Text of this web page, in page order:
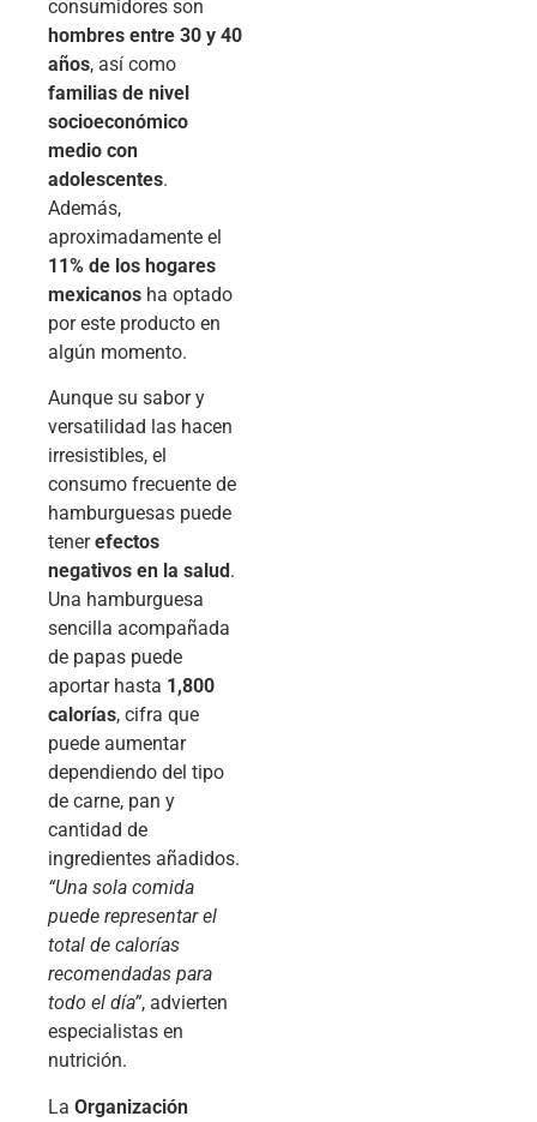
consumidores son
hombres entre 30 y 40
años, así como
familias de nivel
socioeconómico
medio con
adolescentes.
Además,
aproximadamente el
11% de los hogares
mexicanos ha optado
por este producto en
algún momento.
Aunque su sabor y
versatilidad las hacen
irresistibles, el
consumo frecuente de
hamburguesas puede
tenerefectos
negativos en la salud .
Una hamburguesa
sencilla acompañada
de papas puede
aportar hasta 1,800
calorías, cifra que
puede aumentar
dependiendo del tipo
de carne, pan y
cantidad de
ingredientes añadidos.
“Una sola comida
puede representar el
total de calorías
recomendadas para
todo el día”, advierten
especialistas en
nutrición.
La Organización